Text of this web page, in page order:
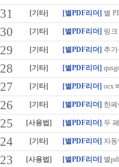
31 [기타] [별PDF리더] 별
30 [기타] [별PDF리더] 링
29 [기타] [별PDF리더] 추
28 [기타] [별PDF리더]
27 [기타] [별PDF리더] ocx
26 [기타] [별PDF리더] 한
25 [사용법] [별PDF리더] 두
24 [기타] [별PDF리더] 자
23 [사용법] [별PDF리더] 별